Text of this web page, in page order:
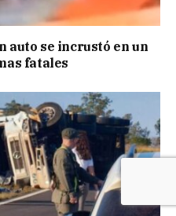
auto se incrustó en un
fatales